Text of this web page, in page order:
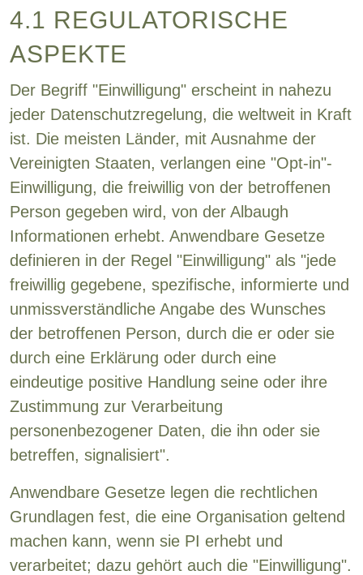
4.1 REGULATORISCHE
ASPEKTE
Der Begriff "Einwilligung" erscheint in nahezu
jeder Datenschutzregelung, die weltweit in Kraft
ist. Die meisten Länder, mit Ausnahme der
Vereinigten Staaten, verlangen eine "Opt-in"-
Einwilligung, die freiwillig von der betroffenen
Person gegeben wird, von der Albaugh
Informationen erhebt. Anwendbare Gesetze
definieren in der Regel "Einwilligung" als "jede
freiwillig gegebene, spezifische, informierte und
unmissverständliche Angabe des Wunsches
der betroffenen Person, durch die er oder sie
durch eine Erklärung oder durch eine
eindeutige positive Handlung seine oder ihre
Zustimmung zur Verarbeitung
personenbezogener Daten, die ihn oder sie
betreffen, signalisiert".
Anwendbare Gesetze legen die rechtlichen
Grundlagen fest, die eine Organisation geltend
machen kann, wenn sie PI erhebt und
verarbeitet; dazu gehört auch die "Einwilligung".